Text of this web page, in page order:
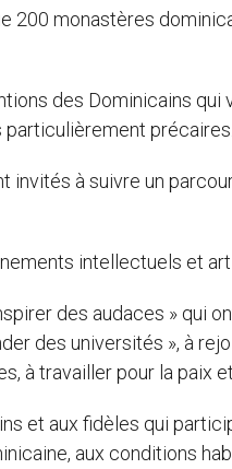
200 monastères
des Dominicains qui
précaires.
invités à suivre un
intellectuels et
des audaces » qui
des universités », à
à travailler pour la paix
et aux fidèles qui
aux conditions